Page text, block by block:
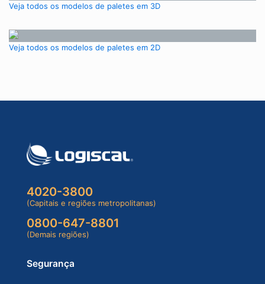
Veja todos os modelos de paletes em 3D
Veja todos os modelos de paletes em 2D
4020-3800
(Capitais e regiões metropolitanas)
0800-647-8801
(Demais regiões)
Segurança